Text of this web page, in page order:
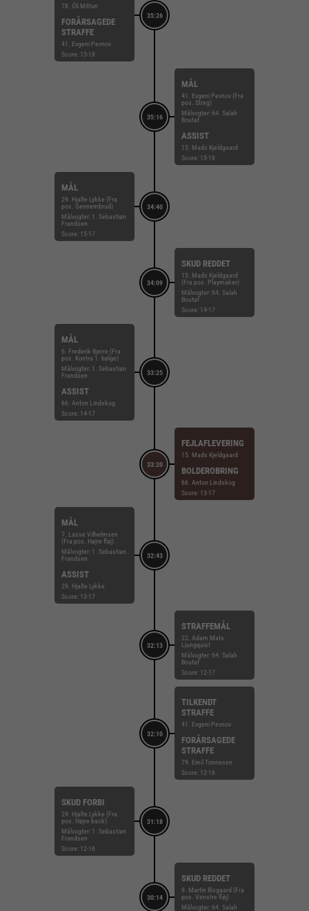
35:26
78. Óli Mittun
FORÅRSAGEDE
STRAFFE
41. Evgeni Pevnov
Score: 15-18
35:16
MÅL
41. Evgeni Pevnov (Fra
pos. Streg)
Målvogter: 64. Salah
Boutaf
ASSIST
15. Mads Kjeldgaard
Score: 15-18
34:40
MÅL
29. Hjalte Lykke (Fra
pos. Gennembrud)
Målvogter: 1. Sebastian
Frandsen
Score: 15-17
34:09
SKUD REDDET
15. Mads Kjeldgaard
(Fra pos. Playmaker)
Målvogter: 64. Salah
Boutaf
Score: 14-17
33:25
MÅL
6. Frederik Bjerre (Fra
pos. Kontra 1. bølge)
Målvogter: 1. Sebastian
Frandsen
ASSIST
66. Anton Lindskog
Score: 14-17
33:20
FEJLAFLEVERING
15. Mads Kjeldgaard
BOLDEROBRING
66. Anton Lindskog
Score: 13-17
32:43
MÅL
7. Lasse Vilhelmsen
(Fra pos. Højre fløj)
Målvogter: 1. Sebastian
Frandsen
ASSIST
29. Hjalte Lykke
Score: 13-17
32:13
STRAFFEMÅL
22. Adam Mats
Ljungquist
Målvogter: 64. Salah
Boutaf
Score: 12-17
32:10
TILKENDT
STRAFFE
41. Evgeni Pevnov
FORÅRSAGEDE
STRAFFE
79. Emil Tonnesen
Score: 12-16
31:18
SKUD FORBI
29. Hjalte Lykke (Fra
pos. Højre back)
Målvogter: 1. Sebastian
Frandsen
Score: 12-16
30:14
SKUD REDDET
9. Martin Bisgaard (Fra
pos. Venstre fløj)
Målvogter: 64. Salah